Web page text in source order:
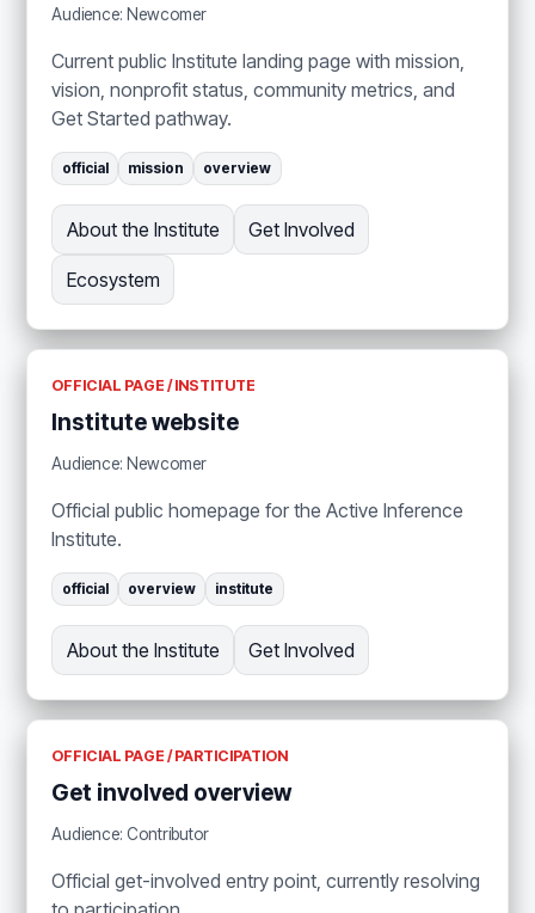
Audience: Newcomer
Current public Institute landing page with mission,
vision, nonprofit status, community metrics, and
Get Started pathway.
official mission overview
About the Institute Get Involved
Ecosystem
OFFICIAL PAGE / INSTITUTE
Institute website
Audience: Newcomer
Official public homepage for the Active Inference
Institute.
official overview institute
About the Institute Get Involved
OFFICIAL PAGE / PARTICIPATION
Get involved overview
Audience: Contributor
Official get-involved entry point, currently resolving